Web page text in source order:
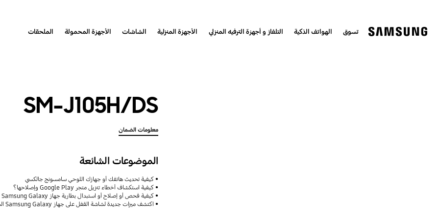
تسوق الهواتف الذكية التلفاز و أجهزة الترفيه المنزلي الأجهزة المنزلية الشاشات الأجهزة المحمولة الملحقات
SM-J105H/DS
معلومات الضمان
الموضوعات الشائعة
كيفية تحديث هاتفك أو جهازك اللوحي سامسونج جالكسي
كيفية استكشاف أخطاء تنزيل متجر Google Play وإصلاحها؟
كيفية فحص أو إصلاح أو استبدال بطارية جهاز Samsung Galaxy
اكتشف ميزات جديدة لشاشة القفل على جهاز Samsung Galaxy الخاص بك